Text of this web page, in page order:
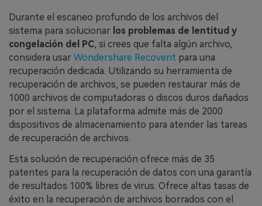
Durante el escaneo profundo de los archivos del
sistema para solucionar los problemas de lentitud y
congelación del PC, si crees que falta algún archivo,
considera usar Wondershare Recoverit para una
recuperación dedicada. Utilizando su herramienta de
recuperación de archivos, se pueden restaurar más de
1000 archivos de computadoras o discos duros dañados
por el sistema. La plataforma admite más de 2000
dispositivos de almacenamiento para atender las tareas
de recuperación de archivos.
Esta solución de recuperación ofrece más de 35
patentes para la recuperación de datos con una garantía
de resultados 100% libres de virus. Ofrece altas tasas de
éxito en la recuperación de archivos borrados con el